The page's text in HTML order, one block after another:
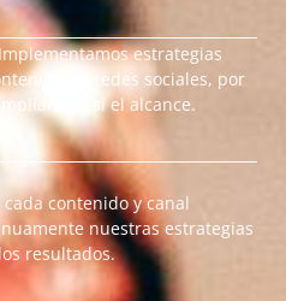
Implementamos estrategias
en redes sociales, por
así el alcance.
contenido y canal
nuestras estrategias
resultados.